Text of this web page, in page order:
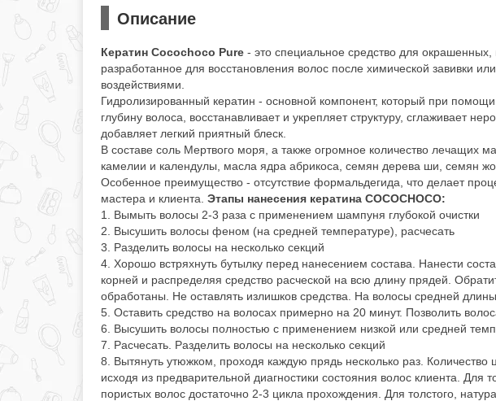
Описание
Кератин Cocochoco Pure - это специальное средство для
разработанное для восстановления волос после химической завивки
воздействиями.
Гидролизированный кератин - основной компонент, который при
глубину волоса, восстанавливает и укрепляет структуру, сглаживает
добавляет легкий приятный блеск.
В составе соль Мертвого моря, а также огромное количество лечащих
камелии и календулы, масла ядра абрикоса, семян дерева ши, семян
Особенное преимущество - отсутствие формальдегида, что делает
мастера и клиента. Этапы нанесения кератина COCOCHOCO:
1. Вымыть волосы 2-3 раза с применением шампуня глубокой очистки
2. Высушить волосы феном (на средней температуре), расчесать
3. Разделить волосы на несколько секций
4. Хорошо встряхнуть бутылку перед нанесением состава. Нанести
корней и распределяя средство расческой на всю длину прядей.
обработаны. Не оставлять излишков средства. На волосы средней
5. Оставить средство на волосах примерно на 20 минут. Позволить
6. Высушить волосы полностью с применением низкой или средней
7. Расчесать. Разделить волосы на несколько секций
8. Вытянуть утюжком, проходя каждую прядь несколько раз.
исходя из предварительной диагностики состояния волос клиента.
пористых волос достаточно 2-3 цикла прохождения. Для толстого,